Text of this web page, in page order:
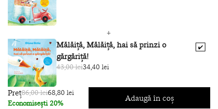
✔️
Mălăiță, Mălăiță, hai să prinzi o
gărgăriță!
43,00 lei34,40 lei
Preț86,00 lei68,80 lei
Economisești 20%
Adaugă în coș